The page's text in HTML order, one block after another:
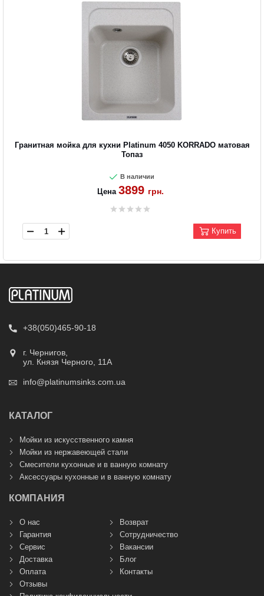
Гранитная мойка для кухни Platinum 4050 KORRADO матовая
Топаз
В наличии
Цена 3899 грн.
Купить
+38(050)465-90-18
г. Чернигов,
ул. Князя Черного, 11А
info@platinumsinks.com.ua
КАТАЛОГ
Мойки из искусственного камня
Мойки из нержавеющей стали
Смесители кухонные и в ванную комнату
Аксессуары кухонные и в ванную комнату
КОМПАНИЯ
О нас
Гарантия
Сервис
Доставка
Оплата
Возврат
Сотрудничество
Вакансии
Блог
Контакты
Отзывы